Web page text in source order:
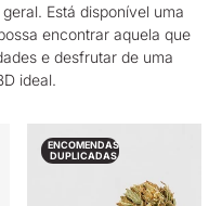
Está disponível uma
encontrar aquela que
e desfrutar de uma
ideal.
ENCOMENDAS
DUPLICADAS